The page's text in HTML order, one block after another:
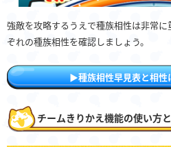
強敵を攻略するうえで種族相性は非常
ぞれの種族相性を確認しましょう。
▶種族相性早見表と相性
チームきりかえ機能の使い方